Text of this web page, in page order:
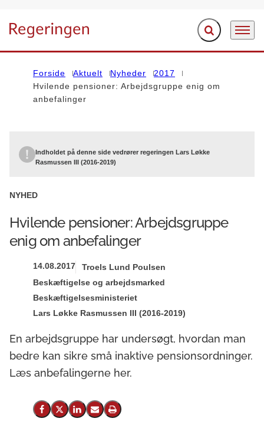
Gå til forsiden Fold søgefelt ud
Menu
Forside Aktuelt Nyheder
2017
Hvilende pensioner: Arbejdsgruppe enig om
anbefalinger
Indholdet på denne side vedrører regeringen Lars Løkke
Rasmussen III (2016-2019)
NYHED
Hvilende pensioner: Arbejdsgruppe
enig om anbefalinger
14.08.2017
Troels Lund Poulsen
Beskæftigelse og arbejdsmarked
Beskæftigelsesministeriet
Lars Løkke Rasmussen III (2016-2019)
En arbejdsgruppe har undersøgt, hvordan man
bedre kan sikre små inaktive pensionsordninger.
Læs anbefalingerne her.
Del på Facebook
Del på X (Twitter)
Del på LinkedIn
Send email
Print